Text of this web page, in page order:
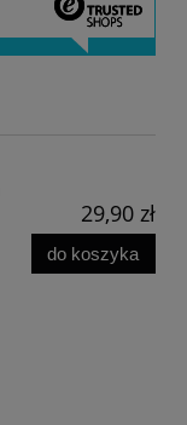
29,90 zł
do koszyka